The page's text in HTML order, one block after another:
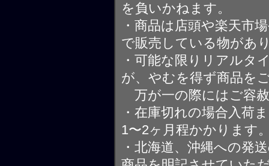
を負いかねます。
・商品は店頭や楽天市
で販売している物があ
・可能な限りリアルタ
が、やむを得ず商品を
万が一の際にはご容
・在庫切れの場合入荷
1〜2ヶ月程かかります
・北海道、沖縄への発